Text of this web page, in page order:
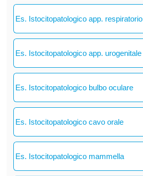
Es. Istocitopatologico app. respiratorio
Es. Istocitopatologico app. urogenitale
Es. Istocitopatologico bulbo oculare
Es. Istocitopatologico cavo orale
Es. Istocitopatologico mammella